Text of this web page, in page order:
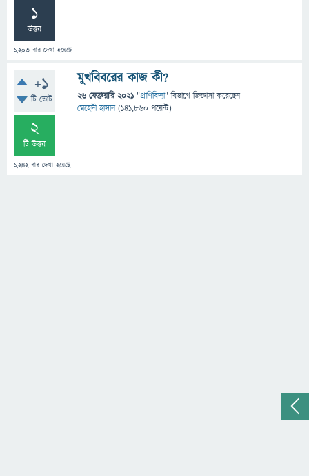
1
উত্তর
1,203 বার দেখা হয়েছে
+1
টি ভোট
2
টি উত্তর
1,242বার দেখা হয়েছে
মুখবিবরের কাজ কী?
26 ফেব্রুয়ারি 2021 "প্রাণিবিদ্যা" বিভাগে জিজ্ঞাসাকরেছেন
মেহেদী হাসান (141,860 পয়েন্ট)